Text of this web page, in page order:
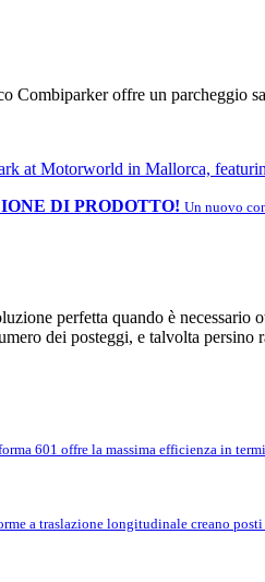
Combiparker offre un parcheggio
DI PRODOTTO! Un nuovo
perfetta quando è
dei posteggi, e talvolta persino
601 offre la massima efficienza in
a traslazione longitudinale creano